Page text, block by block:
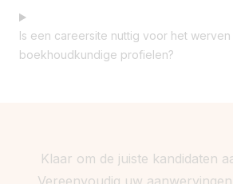
Is een careersite nuttig voor het werven
boekhoudkundige profielen?
Klaar om de juiste kandidaten